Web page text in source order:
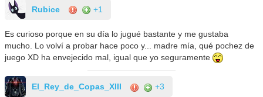
Rubice +1
Es curioso porque en su día lo jugué bastante y me gustaba
mucho. Lo volví a probar hace poco y... madre mía, qué pochez de
juego XD ha envejecido mal, igual que yo seguramente
El_Rey_de_Copas_XIII +3